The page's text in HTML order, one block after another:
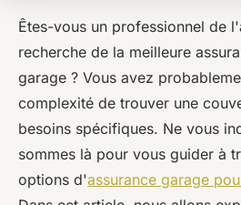
Êtes-vous un professionnel de
recherche de la meilleure
garage ? Vous avez
complexité de trouver une
besoins spécifiques. Ne vous
sommes là pour vous guider à
options d'assurance garage